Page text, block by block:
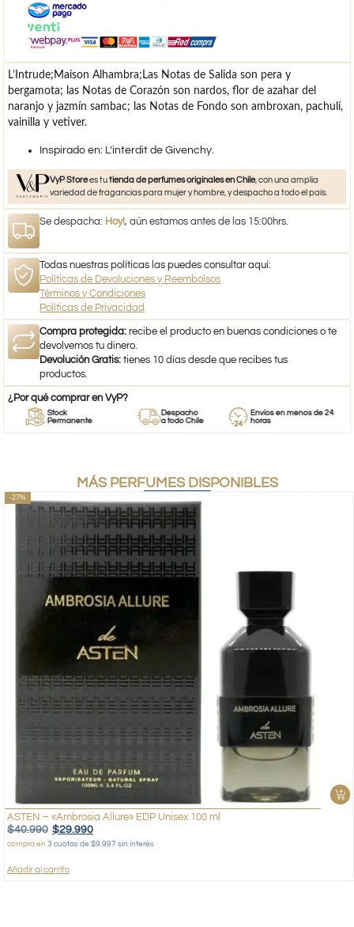
L’Intrude;Maison Alhambra;Las Notas de Salida son pera y
bergamota; las Notas de Corazón son nardos, flor de azahar del
naranjo y jazmín sambac; las Notas de Fondo son ambroxan, pachulí,
vainilla y vetiver.
Inspirado en: L’interdit de Givenchy.
VyP Storees tutienda de perfumes originales en Chile, con una amplia
variedad de fragancias para mujer y hombre, y despacho a todo el país.
Se despacha: Hoy!, aún estamos antes de las 15:00hrs.
Todas nuestras políticas las puedes consultar aquí:
Políticas de Devoluciones y Reembolsos
Términos y Condiciones
Políticas de Privacidad
Compra protegida: recibe el producto en buenas condiciones o te
devolvemos tu dinero.
Devolución Gratis: tienes 10 días desde que recibes tus
productos.
¿Por qué comprar en VyP?
Stock
Permanente
Despacho
a todo Chile
Envíos en menos de 24
horas
MÁS PERFUMES DISPONIBLES
-27%
ASTEN – «Ambrosia Allure» EDP Unisex 100 ml
$40.990 $29.990
compra en 3 cuotas de $9.997 sin interés
Añadir al carrito